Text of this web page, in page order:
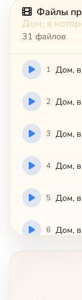
Файлы
Дом, в
31 файлов
1
2
3 Дом, в
4 Дом, в
5 Дом, в
6